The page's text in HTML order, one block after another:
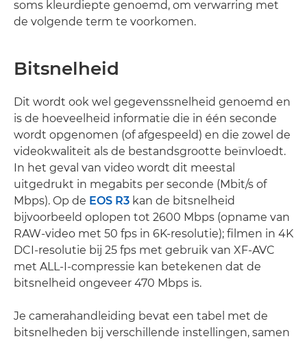
soms kleurdiepte genoemd, om verwarring met
de volgende term te voorkomen.
Bitsnelheid
Dit wordt ook wel gegevenssnelheid genoemd en
is de hoeveelheid informatie die in één seconde
wordt opgenomen (of afgespeeld) en die zowel de
videokwaliteit als de bestandsgrootte beïnvloedt.
In het geval van video wordt dit meestal
uitgedrukt in megabits per seconde (Mbit/s of
Mbps). Op de EOS R3 kan de bitsnelheid
bijvoorbeeld oplopen tot 2600 Mbps (opname van
RAW-video met 50 fps in 6K-resolutie); filmen in 4K
DCI-resolutie bij 25 fps met gebruik van XF-AVC
met ALL-I-compressie kan betekenen dat de
bitsnelheid ongeveer 470 Mbps is.
Je camerahandleiding bevat een tabel met de
bitsnelheden bij verschillende instellingen, samen